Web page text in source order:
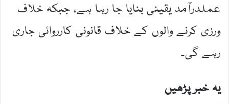
عملدرآمد یقینی بنایا جا رہا ہے، جبکہ خلاف
ورزی کرنے والوں کے خلاف قانونی کارروائی جاری
رہے گی۔
یہ خبر پڑھیں